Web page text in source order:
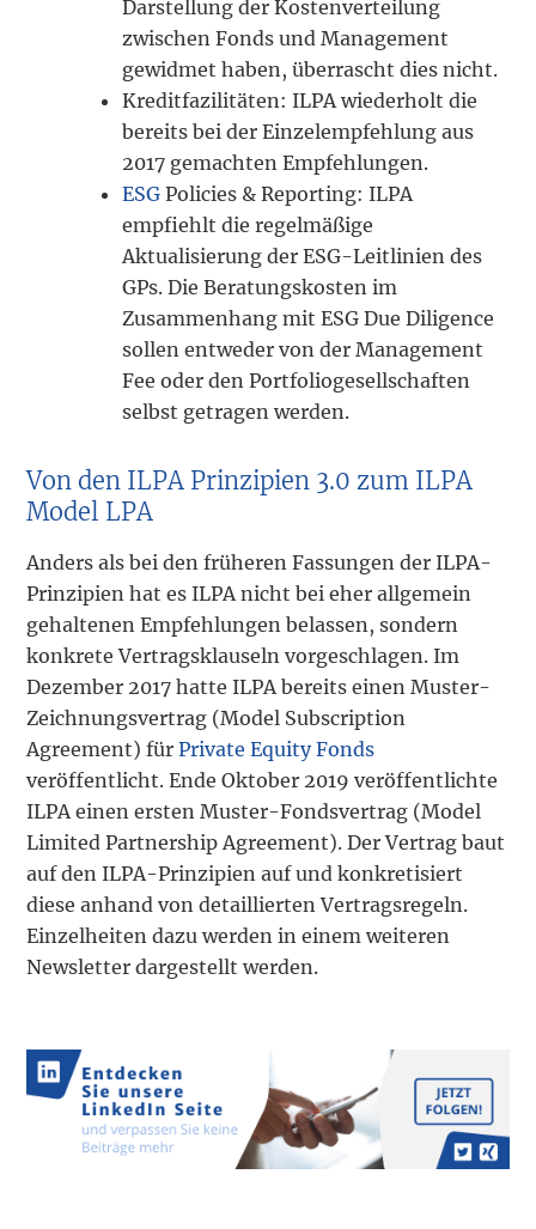
Darstellung der Kostenverteilung
zwischen Fonds und Management
gewidmet haben, überrascht dies nicht.
Kreditfazilitäten: ILPA wiederholt die
bereits bei der Einzelempfehlung aus
2017 gemachten Empfehlungen.
ESG Policies & Reporting: ILPA
empfiehlt die regelmäßige
Aktualisierung der ESG-Leitlinien des
GPs. Die Beratungskosten im
Zusammenhang mit ESG Due Diligence
sollen entweder von der Management
Fee oder den Portfoliogesellschaften
selbst getragen werden.
Von den ILPA Prinzipien 3.0 zum ILPA
Model LPA
Anders als bei den früheren Fassungen der ILPA-
Prinzipien hat es ILPA nicht bei eher allgemein
gehaltenen Empfehlungen belassen, sondern
konkrete Vertragsklauseln vorgeschlagen. Im
Dezember 2017 hatte ILPA bereits einen Muster-
Zeichnungsvertrag (Model Subscription
Agreement) fürPrivate Equity Fonds
veröffentlicht. Ende Oktober 2019 veröffentlichte
ILPA einen ersten Muster-Fondsvertrag (Model
Limited Partnership Agreement). Der Vertrag baut
auf den ILPA-Prinzipien auf und konkretisiert
diese anhand von detaillierten Vertragsregeln.
Einzelheiten dazu werden in einem weiteren
Newsletter dargestellt werden.